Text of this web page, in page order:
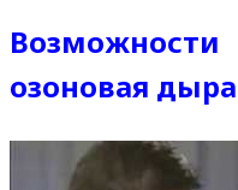
озоновая дыра